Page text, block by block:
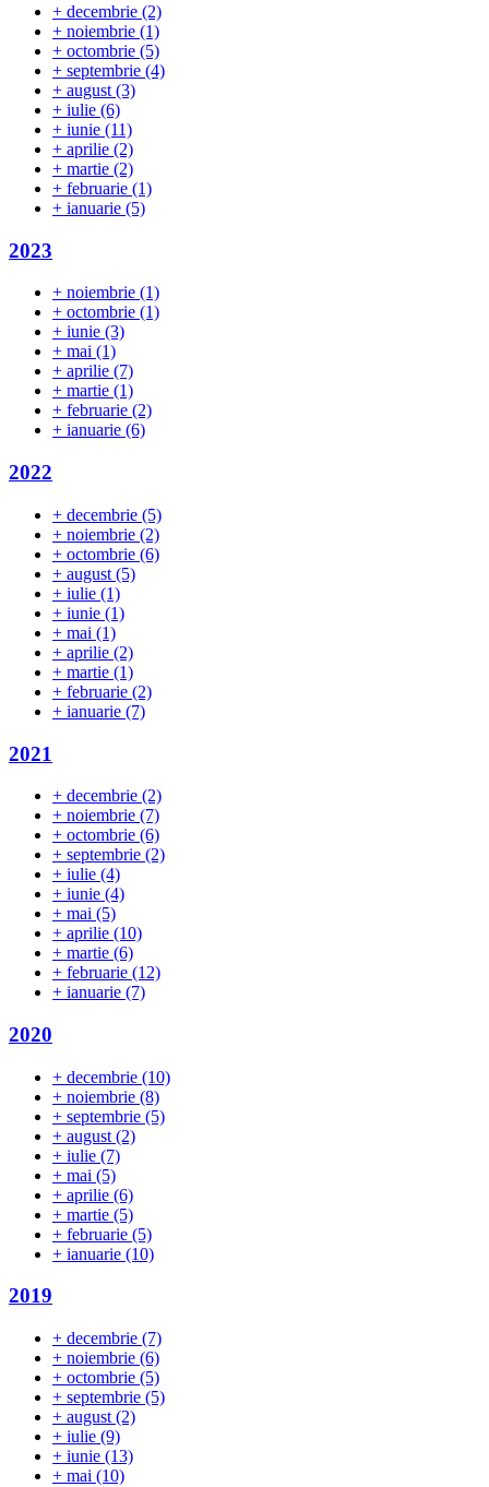
+ decembrie (2)
+ noiembrie (1)
+ octombrie (5)
+ septembrie (4)
+ august (3)
+ iulie (6)
+ iunie (11)
+ aprilie (2)
+ martie (2)
+ februarie (1)
+ ianuarie (5)
2023
+ noiembrie (1)
+ octombrie (1)
+ iunie (3)
+ mai (1)
+ aprilie (7)
+ martie (1)
+ februarie (2)
+ ianuarie (6)
2022
+ decembrie (5)
+ noiembrie (2)
+ octombrie (6)
+ august (5)
+ iulie (1)
+ iunie (1)
+ mai (1)
+ aprilie (2)
+ martie (1)
+ februarie (2)
+ ianuarie (7)
2021
+ decembrie (2)
+ noiembrie (7)
+ octombrie (6)
+ septembrie (2)
+ iulie (4)
+ iunie (4)
+ mai (5)
+ aprilie (10)
+ martie (6)
+ februarie (12)
+ ianuarie (7)
2020
+ decembrie (10)
+ noiembrie (8)
+ septembrie (5)
+ august (2)
+ iulie (7)
+ mai (5)
+ aprilie (6)
+ martie (5)
+ februarie (5)
+ ianuarie (10)
2019
+ decembrie (7)
+ noiembrie (6)
+ octombrie (5)
+ septembrie (5)
+ august (2)
+ iulie (9)
+ iunie (13)
+ mai (10)